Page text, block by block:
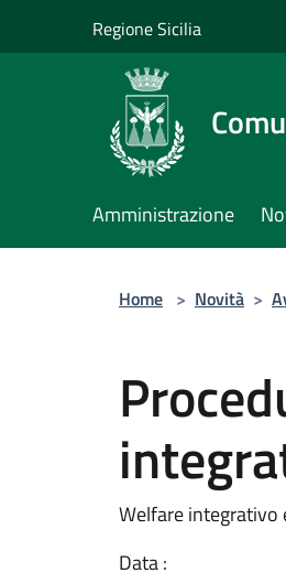
Regione Sicilia
Amministrazione
Home > Novità >
Welfare integrativo
Data :